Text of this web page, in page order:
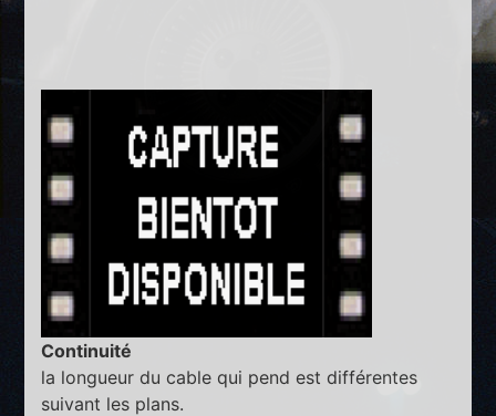
Continuité
la longueur du cable qui pend est différentes
suivant les plans.